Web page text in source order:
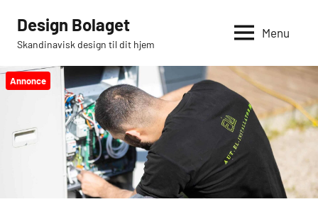
indhold
Design Bolaget
Skandinavisk design til dit hjem
Menu
Annonce